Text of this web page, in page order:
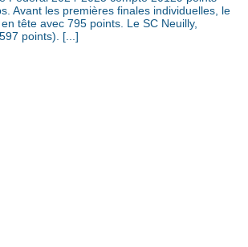
Avant les premières finales individuelles, le
tête avec 795 points. Le SC Neuilly,
points). [...]